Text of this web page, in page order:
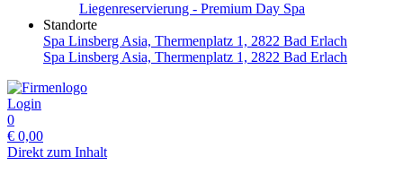
Liegenreservierung - Premium Day Spa
Standorte
Spa Linsberg Asia, Thermenplatz 1, 2822 Bad Erlach
Spa Linsberg Asia, Thermenplatz 1, 2822 Bad Erlach
Login
0
€ 0,00
Direkt zum Inhalt